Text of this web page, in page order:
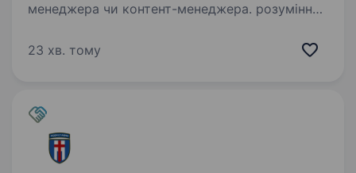
менеджера чи контент-менеджера. розуміння
наявність потрфоліо буде перевагою знання
23 хв. тому